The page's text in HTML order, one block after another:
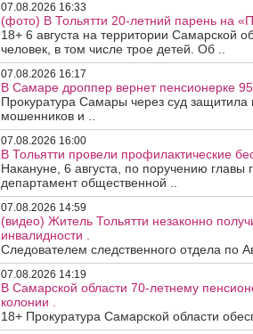
07.08.2026 16:33
(фото) В Тольятти 20-летний парень на
18+ 6 августа на территории Самарской
человек, в том числе трое детей. Об ..
07.08.2026 16:17
В Самаре дроппер вернет пенсионерке
Прокуратура Самары через суд
мошенников и ..
07.08.2026 16:00
В Тольятти провели профилактические
Накануне, 6 августа, по поручению
департамент общественной ..
07.08.2026 14:59
(видео) Житель Тольятти незаконно
инвалидности .
Следователем следственного отдела по
07.08.2026 14:19
В Самарской области 70-летнему
колонии .
18+ Прокуратура Самарской области